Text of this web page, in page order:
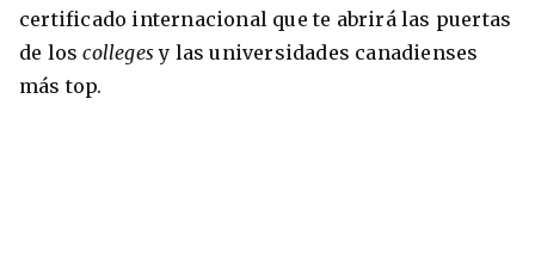
certificado internacional que te abrirá las puertas
de loscollegesy las universidades canadienses
más top.